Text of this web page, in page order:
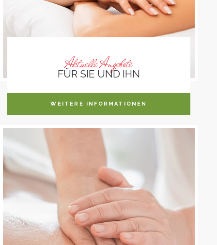
Aktuelle Angebote
FÜR SIE UND IHN
WEITERE INFORMATIONEN